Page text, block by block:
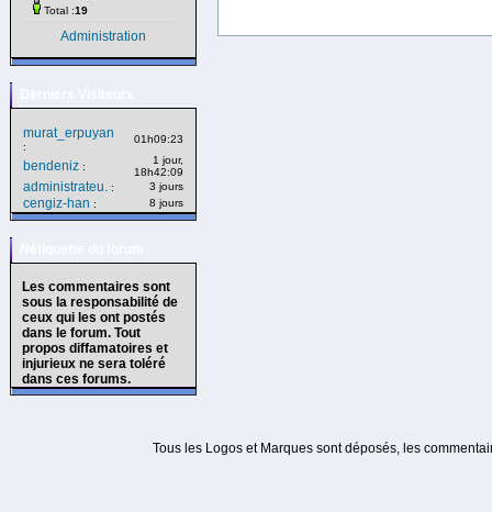
Total :19
Administration
murat_erpuyan
:
01h09:23
bendeniz :
1 jour,
18h42:09
administrateu. : 3 jours
cengiz-han : 8 jours
Les commentaires sont
sous la responsabilité de
ceux qui les ont postés
dans le forum. Tout
propos diffamatoires et
injurieux ne sera toléré
dans ces forums.
Tous les Logos et Marques sont déposés, les